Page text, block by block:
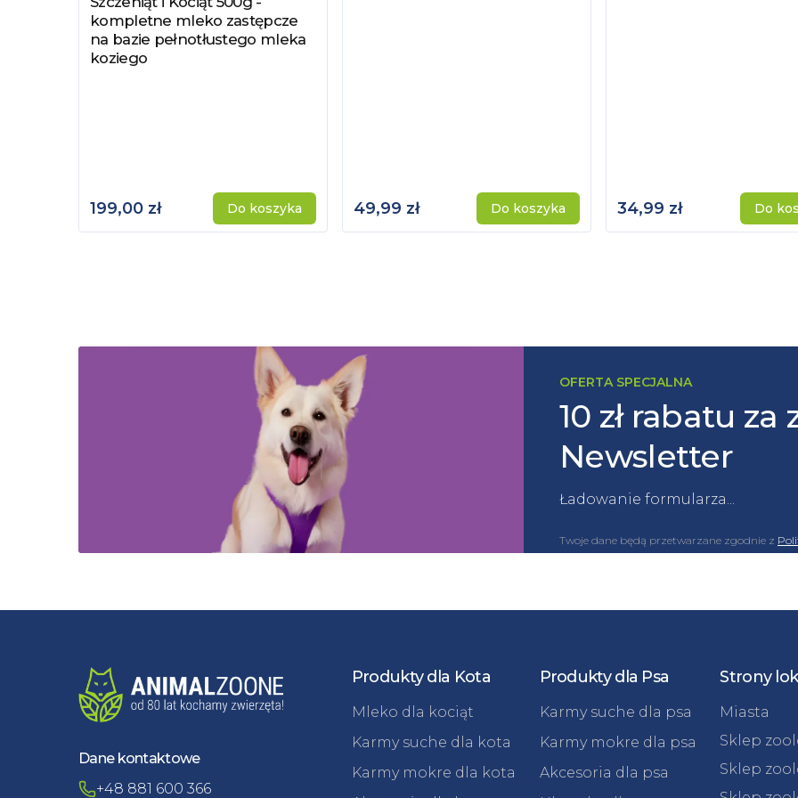
kompletne mleko zastępcze
na bazie pełnotłustego mleka
koziego
199,00 zł Do koszyka 49,99 zł Do koszyka 34,99 zł Do
OFERTA SPECJALNA
10 zł rabatu
Newsletter
Ładowanie formularza...
Twoje dane będą przetwarzane zgodnie z
Dane kontaktowe
+48 881 600 366
Produkty dla Kota
Mleko dla kociąt
Karmy suche dla kota
Karmy mokre dla kota
Produkty dla Psa
Karmy suche dla psa
Karmy mokre dla psa
Akcesoria dla psa
Strony
Miasta
Sklep
Sklep